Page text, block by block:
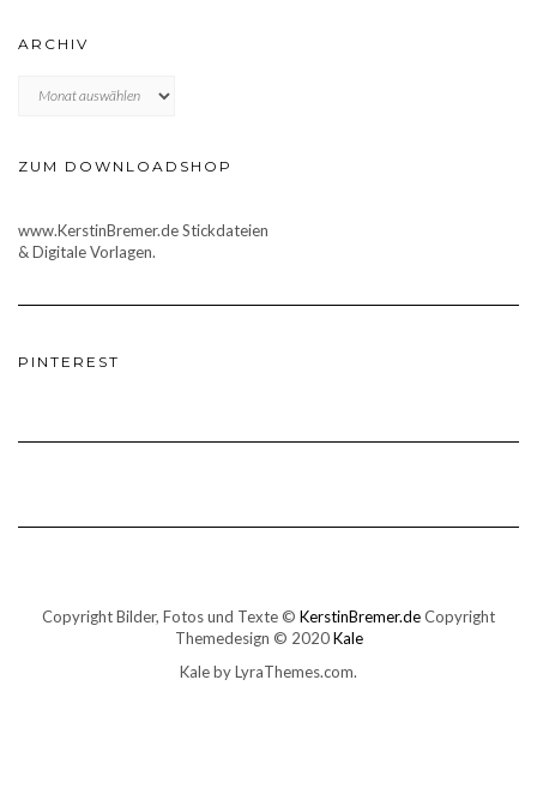
ARCHIV
ZUM DOWNLOADSHOP
www.KerstinBremer.de Stickdateien
& Digitale Vorlagen.
PINTEREST
Copyright Bilder, Fotos und Texte © KerstinBremer.deCopyright
Themedesign © 2020Kale
Kaleby LyraThemes.com.